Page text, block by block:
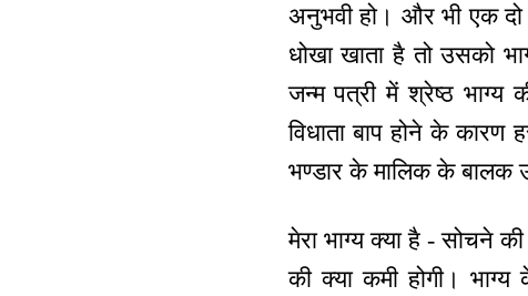
अनुभवी हो। और भी एक दो
धोखा खाता है तो उसको
जन्म पत्री में श्रेष्ठ भाग्य
विधाता बाप होने के कारण
भण्डार के मालिक के बालक
मेरा भाग्य क्या है - सोचने
की क्या कमी होगी।